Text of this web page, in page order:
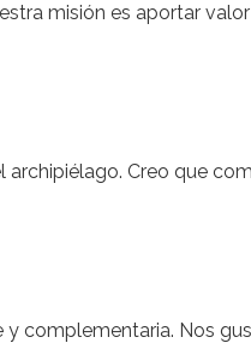
misión es aportar
Creo que
complementaria. Nos